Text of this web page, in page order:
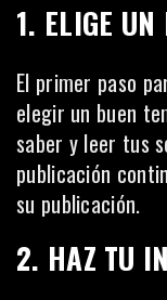
1. ELIGE
El primer paso
elegir un buen
saber y leer tus
publicación
su publicación.
2. HAZ TU